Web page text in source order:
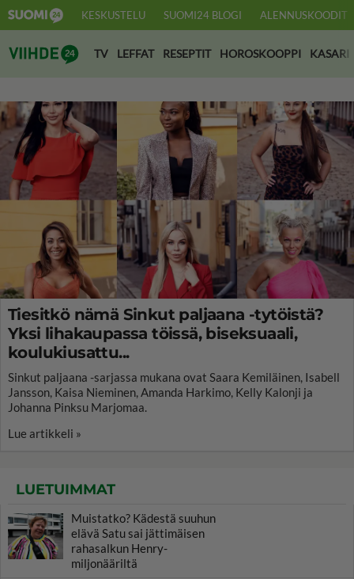
KESKUSTELU SUOMI24 BLOGI ALENNUSKOODIT
Suomi24 Viihde
TV LEFFAT RESEPTIT HOROSKOOPPI KASARI
Tiesitkö nämä Sinkut paljaana -tytöistä?
Yksi lihakaupassa töissä, biseksuaali,
koulukiusattu...
Sinkut paljaana -sarjassa mukana ovat Saara Kemiläinen, Isabell
Jansson, Kaisa Nieminen, Amanda Harkimo, Kelly Kalonji ja
Johanna Pinksu Marjomaa.
Lue artikkeli »
LUETUIMMAT
Muistatko? Kädestä suuhun
elävä Satu sai jättimäisen
rahasalkun Henry-
miljonääriltä